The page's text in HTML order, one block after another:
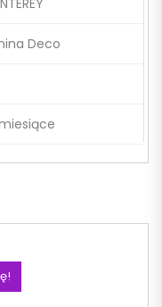
Deco